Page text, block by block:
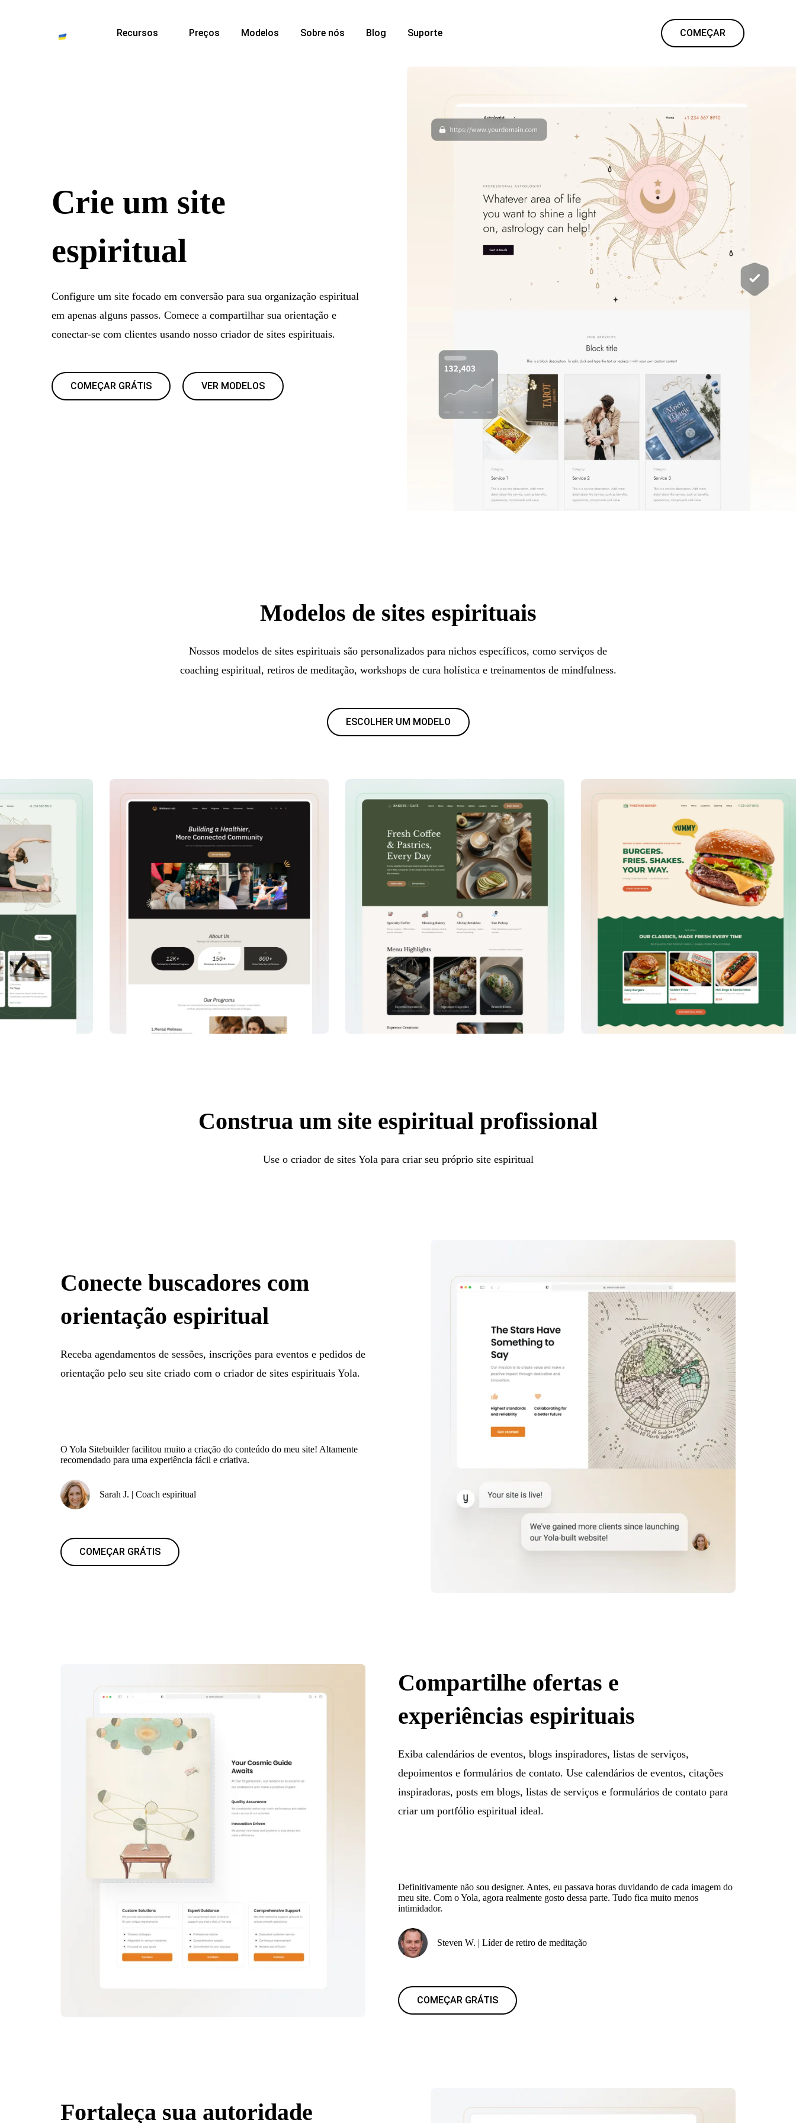
Recursos Preços Modelos Sobre nós Blog Suporte COMEÇAR
Crie um site
espiritual
Configure um site focado em conversão para sua organização espiritual
em apenas alguns passos. Comece a compartilhar sua orientação e
conectar-se com clientes usando nosso criador de sites espirituais.
COMEÇAR GRÁTIS VER MODELOS
Modelos de sites espirituais
Nossos modelos de sites espirituais são personalizados para nichos específicos, como serviços de
coaching espiritual, retiros de meditação, workshops de cura holística e treinamentos de mindfulness.
ESCOLHER UM MODELO
Construa um site espiritual profissional
Use o criador de sites Yola para criar seu próprio site espiritual
Conecte buscadores com
orientação espiritual
Receba agendamentos de sessões, inscrições para eventos e pedidos de
orientação pelo seu site criado com o criador de sites espirituais Yola.
O Yola Sitebuilder facilitou muito a criação do conteúdo do meu site! Altamente
recomendado para uma experiência fácil e criativa.
Sarah J. | Coach espiritual
COMEÇAR GRÁTIS
Compartilhe ofertas e
experiências espirituais
Exiba calendários de eventos, blogs inspiradores, listas de serviços,
depoimentos e formulários de contato. Use calendários de eventos, citações
inspiradoras, posts em blogs, listas de serviços e formulários de contato para
criar um portfólio espiritual ideal.
Definitivamente não sou designer. Antes, eu passava horas duvidando de cada imagem do
meu site. Com o Yola, agora realmente gosto dessa parte. Tudo fica muito menos
intimidador.
Steven W. | Líder de retiro de meditação
COMEÇAR GRÁTIS
Fortaleça sua autoridade